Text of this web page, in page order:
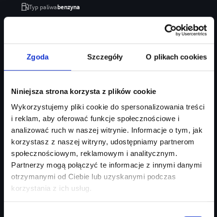
Zgoda Szczegóły O plikach cookies
Niniejsza strona korzysta z plików cookie
Wykorzystujemy pliki cookie do spersonalizowania treści
i reklam, aby oferować funkcje społecznościowe i
analizować ruch w naszej witrynie. Informacje o tym, jak
korzystasz z naszej witryny, udostępniamy partnerom
społecznościowym, reklamowym i analitycznym.
Partnerzy mogą połączyć te informacje z innymi danymi
otrzymanymi od Ciebie lub uzyskanymi podczas
korzystania z ich usług.
Typ paliwabenzyna
246 470 zł
207 035 zł
Zapytaj o ofertę Szczegóły